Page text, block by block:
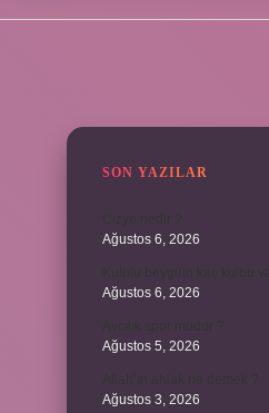
SON YAZILAR
Ağustos 6, 2026
Ağustos 6, 2026
Ağustos 5, 2026
Ağustos 3, 2026